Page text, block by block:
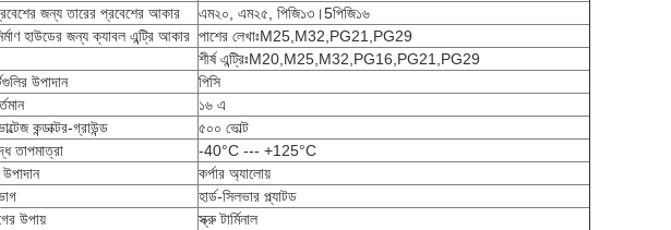
জন্য তারের প্রবেশের আকার
এম২০, এম২৫, পিজি১৩।5পিজি১৬
হাউডের জন্য ক্যাবল এন্ট্রি আকার পাশের লেখাঃM25,M32,PG21,PG29
শীর্ষ এন্ট্রিঃM20,M25,M32,PG16,PG21,PG29
উপাদান
পিসি
১৬ এ
কন্ডাক্টর-গ্রাউন্ড
৫০০ ভোল্ট
তাপমাত্রা
-40°C --- +125°C
উপাদান
কর্পার অ্যালোয়
হার্ড-সিলভার প্ল্যাটড
উপায়
স্ক্রু টার্মিনাল